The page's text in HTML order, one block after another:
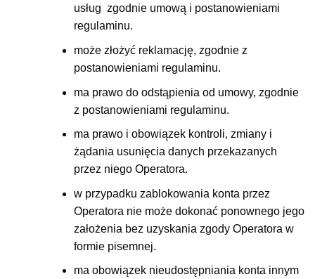
usług zgodnie umową i postanowieniami
regulaminu.
może złożyć reklamację, zgodnie z
postanowieniami regulaminu.
ma prawo do odstąpienia od umowy, zgodnie
z postanowieniami regulaminu.
ma prawo i obowiązek kontroli, zmiany i
żądania usunięcia danych przekazanych
przez niego Operatora.
w przypadku zablokowania konta przez
Operatora nie może dokonać ponownego jego
założenia bez uzyskania zgody Operatora w
formie pisemnej.
ma obowiązek nieudostępniania konta innym